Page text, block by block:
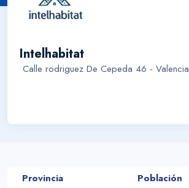
Intelhabitat
Calle rodriguez De Cepeda 46 - Valencia
Provincia
Población